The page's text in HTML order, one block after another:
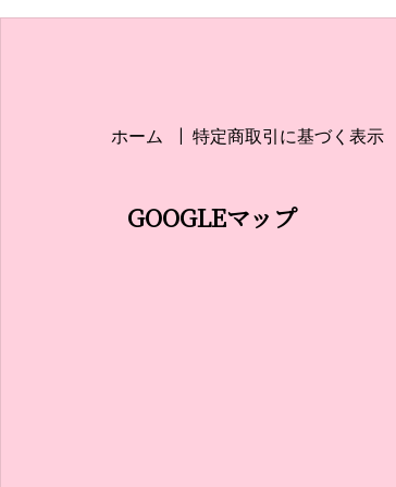
ョ
ン
ホーム 特定商取引に基づく表示
GOOGLEマップ